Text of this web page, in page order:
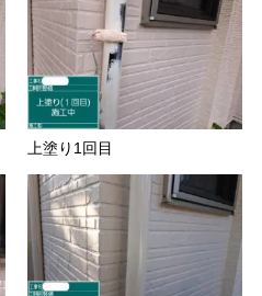
上塗り1回目